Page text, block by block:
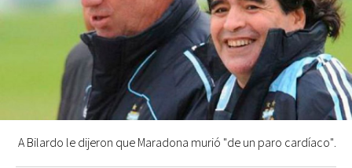
A Bilardo le dijeron que Maradona murió "de un paro cardíaco".